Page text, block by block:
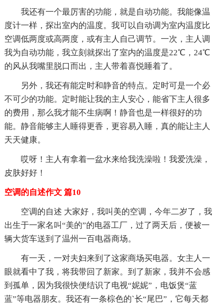
我还有一个最厉害的功能，就是自动功能。我能像温
度计一样，探出室内的温度。我可以自动调为室内温度比
空调低两度或高两度，或有主人自己调节。一次，主人调
我为自动功能，我立刻就探出了室内的温度是22℃，24℃
的风从我嘴里脱口而出，主人带着喜悦睡着了。
另外，我还有能定时和静音的特点。定时可是一个必
不可少的功能。定时能让我的主人安心，能省下主人很多
的费用，那么我才能不生病啊！静音也是一样很好的功
能。静音能够主人睡得更香，更容易入睡，真的能让主人
天天健康。
哎呀！主人有拿着一盆水来给我洗澡啦！我爱洗澡，
皮肤好好！
空调的自述作文 篇10
空调的自述 大家好，我叫美的空调，今年二岁了，我
出生于一家名叫“美的”的电器工厂，过了两天后，便被一
辆大货车送到了温州一百电器商场。
有一天，一对夫妇来到了这家商场买电器。女主人一
眼就看中了我，将我带回了新家。到了新家，我并不会感
到孤单，因为我很快便结识了电视“妮妮”，电饭煲“蓝
蓝”等电器朋友。我还有一条棕色的`长“尾巴”，它每天都